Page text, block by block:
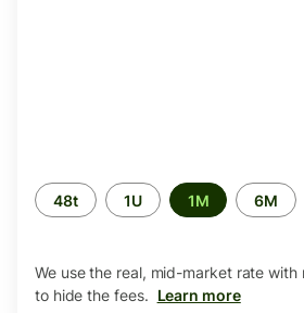
Time
period
48t 1U 1M 6M
We use the real, mid-market rate with
to hide the fees. Learn more